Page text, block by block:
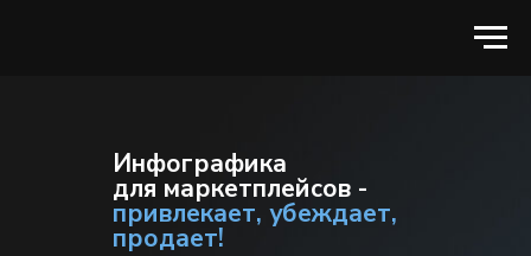
Инфографика
для маркетплейсов -
привлекает, убеждает,
продает!